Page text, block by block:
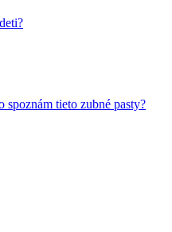
tieto zubné pasty?